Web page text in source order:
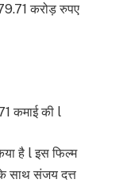
करोड़ रुपए
कमाई की l
है l इस फिल्म
साथ संजय दत्त